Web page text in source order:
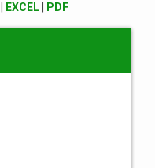
EXCEL| PDF